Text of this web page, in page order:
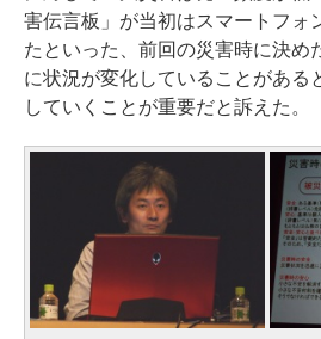
害伝言板」が当初はスマートフォ
たといった、前回の災害時に決め
に状況が変化していることがある
していくことが重要だと訴えた。